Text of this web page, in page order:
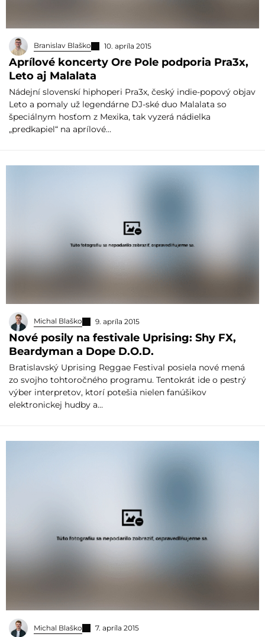
Branislav Blaško 10. apríla 2015
Aprílové koncerty Ore Pole podporia Pra3x,
Leto aj Malalata
Nádejní slovenskí hiphoperi Pra3x, český indie-popový objav
Leto a pomaly už legendárne DJ-ské duo Malalata so
špeciálnym hosťom z Mexika, tak vyzerá nádielka
„predkapiel“ na aprílové…
Michal Blaško 9. apríla 2015
Nové posily na festivale Uprising: Shy FX,
Beardyman a Dope D.O.D.
Bratislavský Uprising Reggae Festival posiela nové mená
zo svojho tohtoročného programu. Tentokrát ide o pestrý
výber interpretov, ktorí potešia nielen fanúšikov
elektronickej hudby a…
Michal Blaško 7. apríla 2015